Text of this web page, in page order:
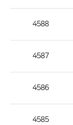
호,
4588
4587
4586
4585